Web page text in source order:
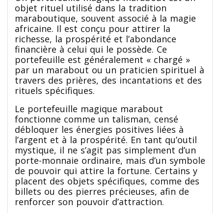
objet rituel utilisé dans la tradition
maraboutique, souvent associé à la magie
africaine. Il est conçu pour attirer la
richesse, la prospérité et l’abondance
financière à celui qui le possède. Ce
portefeuille est généralement « chargé »
par un marabout ou un praticien spirituel à
travers des prières, des incantations et des
rituels spécifiques.
Le portefeuille magique marabout
fonctionne comme un talisman, censé
débloquer les énergies positives liées à
l’argent et à la prospérité. En tant qu’outil
mystique, il ne s’agit pas simplement d’un
porte-monnaie ordinaire, mais d’un symbole
de pouvoir qui attire la fortune. Certains y
placent des objets spécifiques, comme des
billets ou des pierres précieuses, afin de
renforcer son pouvoir d’attraction.